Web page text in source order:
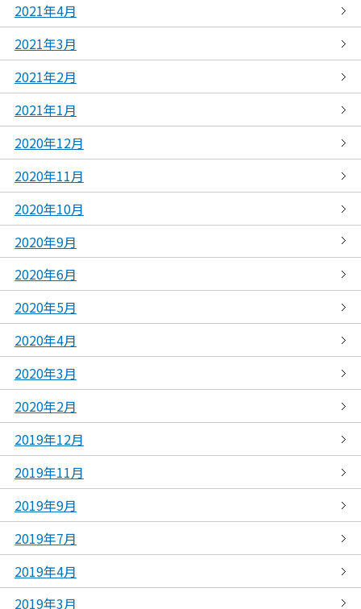
2021年4月
2021年3月
2021年2月
2021年1月
2020年12月
2020年11月
2020年10月
2020年9月
2020年6月
2020年5月
2020年4月
2020年3月
2020年2月
2019年12月
2019年11月
2019年9月
2019年7月
2019年4月
2019年3月